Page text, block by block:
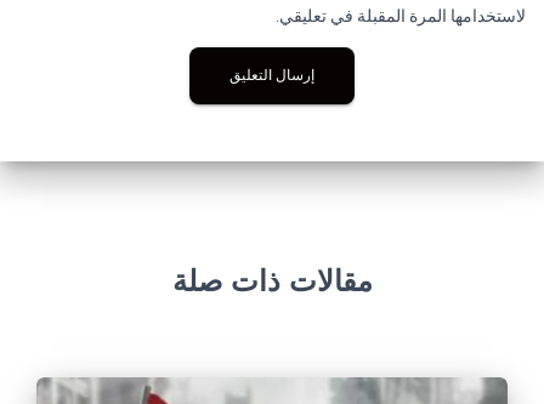
لاستخدامها المرة المقبلة في تعليقي.
مقالات ذات صلة